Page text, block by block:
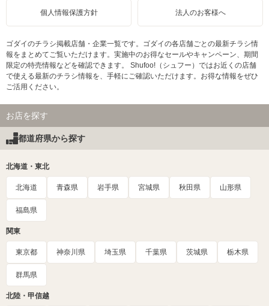
個人情報保護方針 法人のお客様へ
ゴダイのチラシ掲載店舗・企業一覧です。ゴダイの各店舗ごとの最新チラシ情
報をまとめてご覧いただけます。実施中のお得なセールやキャンペーン、期間
限定の特売情報などを確認できます。 Shufoo!（シュフー）ではお近くの店舗
で使える最新のチラシ情報を、手軽にご確認いただけます。お得な情報をぜひ
ご活用ください。
お店を探す
都道府県から探す
北海道・東北
北海道 青森県 岩手県 宮城県 秋田県 山形県
福島県
関東
東京都 神奈川県 埼玉県 千葉県 茨城県 栃木県
群馬県
北陸・甲信越